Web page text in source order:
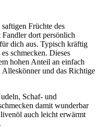
Früchte des
dort persönlich
dich aus. Typisch kräftig
schmecken. Dieses
hohen Anteil an einfach
Alleskönner und das Richtige
Schaf- und
damit wunderbar
auch leicht erwärmt